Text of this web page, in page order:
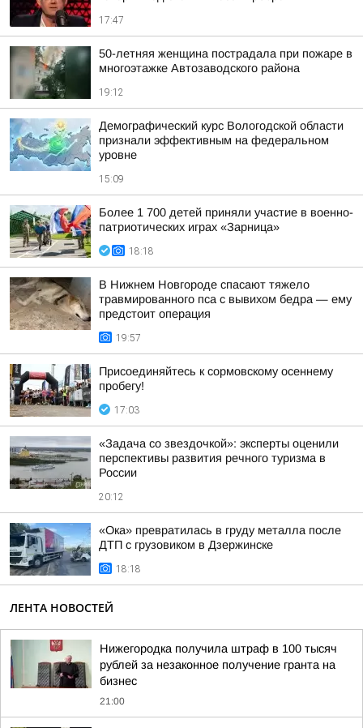
17:47
50-летняя женщина пострадала при пожаре в
многоэтажке Автозаводского района
19:12
Демографический курс Вологодской области
признали эффективным на федеральном
уровне
15:09
Более 1 700 детей приняли участие в военно-
патриотических играх «Зарница»
18:18
В Нижнем Новгороде спасают тяжело
травмированного пса с вывихом бедра — ему
предстоит операция
19:57
Присоединяйтесь к сормовскому осеннему
пробегу!
17:03
«Задача со звездочкой»: эксперты оценили
перспективы развития речного туризма в
России
20:12
«Ока» превратилась в груду металла после
ДТП с грузовиком в Дзержинске
18:18
ЛЕНТА НОВОСТЕЙ
Нижегородка получила штраф в 100 тысяч
рублей за незаконное получение гранта на
бизнес
21:00